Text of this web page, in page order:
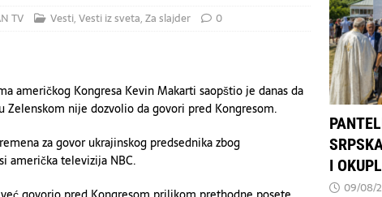
] PANTELINDAN – DAN KADA SRPSKA SELA ČUVAJU TRADICIJU I OKUPLJAJU
TV Vesti,Vesti iz sveta,Za slajder 0
američkog Kongresa Kevin Makarti saopštio je danas da
Zelenskom nije dozvolio da govori pred Kongresom.
za govor ukrajinskog predsednika zbog
američka televizija NBC.
I
09/08/